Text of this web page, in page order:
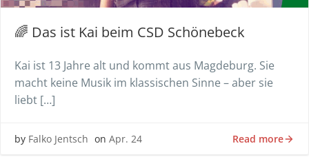
🌈 Das ist Kai beim CSD Schönebeck
Kai ist 13 Jahre alt und kommt aus Magdeburg. Sie
macht keine Musik im klassischen Sinne – aber sie
liebt […]
by Falko Jentsch on Apr. 24 Read more